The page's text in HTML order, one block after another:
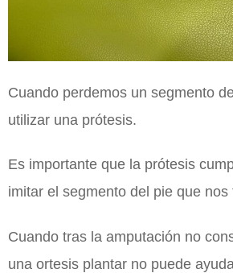
Cuando perdemos un segmento
utilizar una prótesis.
Es importante que la prótesis
imitar el segmento del pie que nos
Cuando tras la amputación no
una ortesis plantar no puede